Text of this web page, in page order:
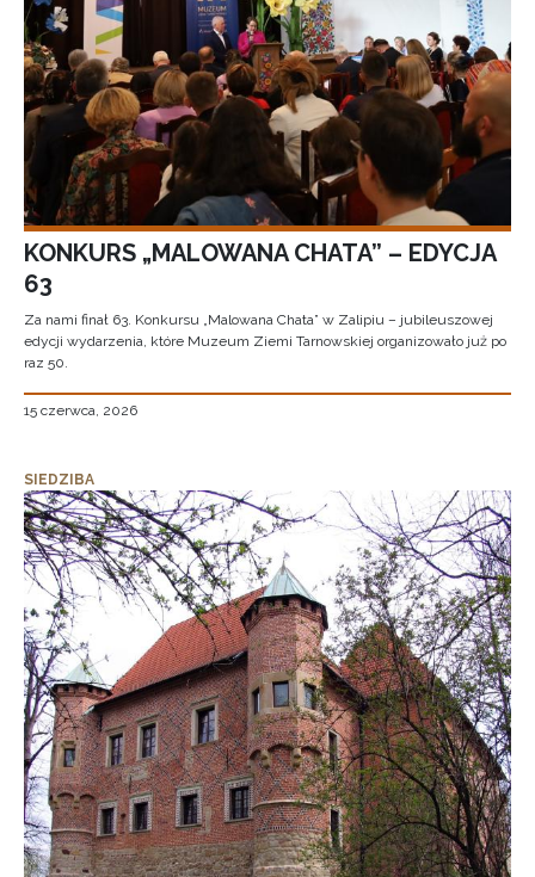
KONKURS „MALOWANA CHATA” – EDYCJA
63
Za nami finał 63. Konkursu „Malowana Chata” w Zalipiu – jubileuszowej
edycji wydarzenia, które Muzeum Ziemi Tarnowskiej organizowało już po
raz 50.
15 czerwca, 2026
SIEDZIBA